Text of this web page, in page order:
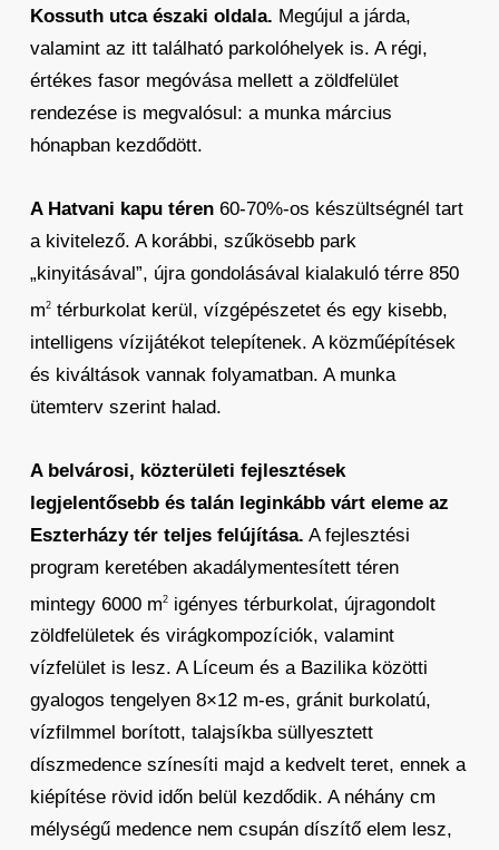
Kossuth utca északi oldala. Megújul a járda,
valamint az itt található parkolóhelyek is. A régi,
értékes fasor megóvása mellett a zöldfelület
rendezése is megvalósul: a munka március
hónapban kezdődött.
A Hatvani kapu téren60-70%-os készültségnél tart
a kivitelező. A korábbi, szűkösebb park
„kinyitásával”, újra gondolásával kialakuló térre 850
m2térburkolat kerül, vízgépészetet és egy kisebb,
intelligens vízijátékot telepítenek. A közműépítések
és kiváltások vannak folyamatban. A munka
ütemterv szerint halad.
A belvárosi, közterületi fejlesztések
legjelentősebb és talán leginkább várt eleme az
Eszterházy tér teljes felújítása. A fejlesztési
program keretében akadálymentesített téren
mintegy 6000 m2igényes térburkolat, újragondolt
zöldfelületek és virágkompozíciók, valamint
vízfelület is lesz. A Líceum és a Bazilika közötti
gyalogos tengelyen 8×12 m-es, gránit burkolatú,
vízfilmmel borított, talajsíkba süllyesztett
díszmedence színesíti majd a kedvelt teret, ennek a
kiépítése rövid időn belül kezdődik. A néhány cm
mélységű medence nem csupán díszítő elem lesz,